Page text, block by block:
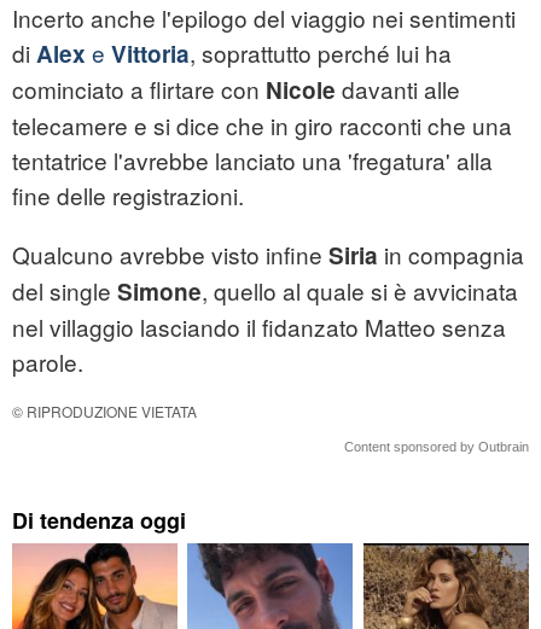
Incerto anche l'epilogo del viaggio nei sentimenti
di Alex e Vittoria, soprattutto perché lui ha
cominciato a flirtare con Nicole davanti alle
telecamere e si dice che in giro racconti che una
tentatrice l'avrebbe lanciato una 'fregatura' alla
fine delle registrazioni.
Qualcuno avrebbe visto infine Siria in compagnia
del single Simone, quello al quale si è avvicinata
nel villaggio lasciando il fidanzato Matteo senza
parole.
© RIPRODUZIONE VIETATA
Content sponsored by Outbrain
Di tendenza oggi